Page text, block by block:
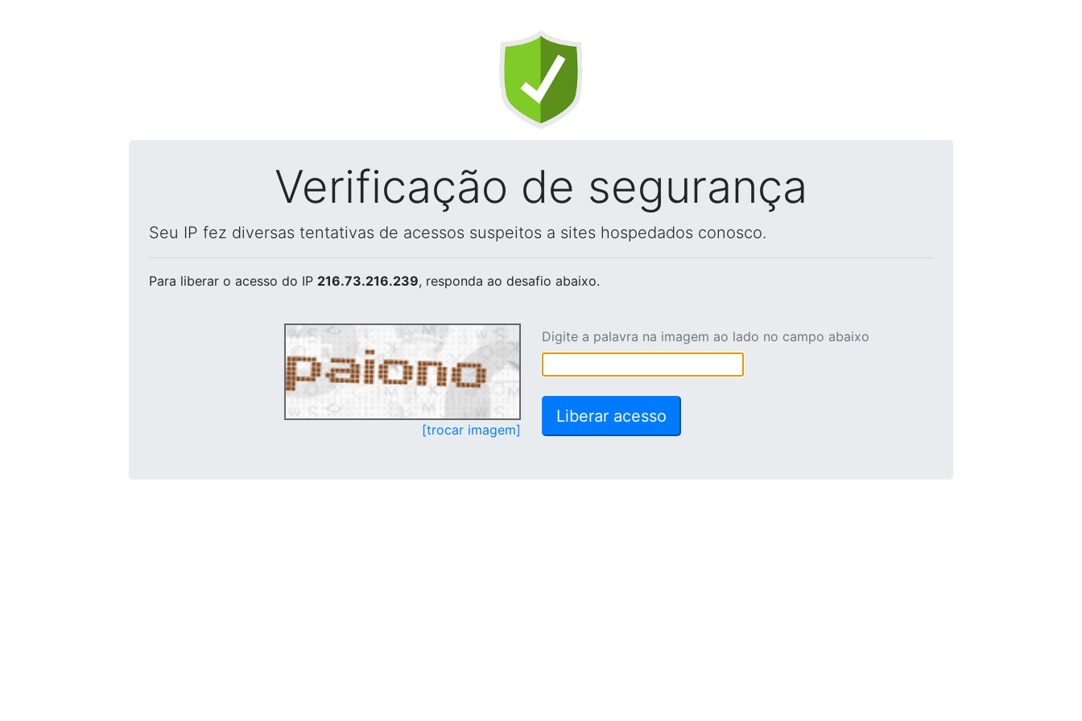
Verificação de segurança
Seu IP fez diversas tentativas de acessos suspeitos a sites hospedados conosco.
Para liberar o acesso do IP 216.73.216.239, responda ao desafio abaixo.
[trocar imagem]
Digite a palavra na imagem ao lado no campo abaixo